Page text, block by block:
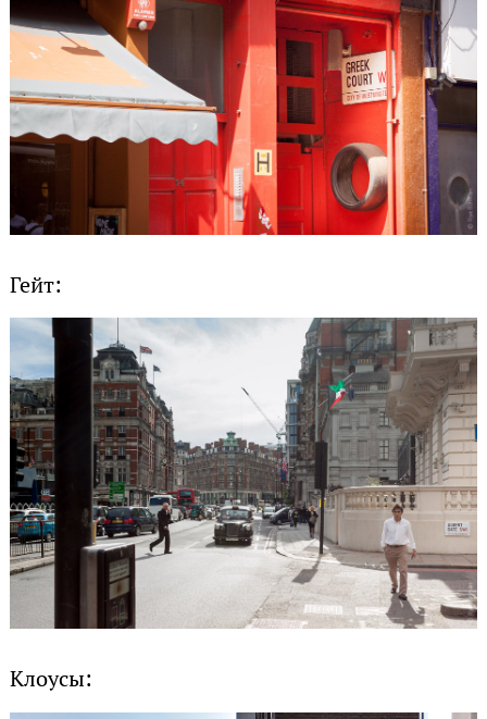
Гейт:
Клоусы: